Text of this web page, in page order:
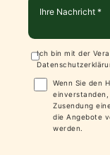
Ich bin mit der
Wenn Sie den
Zusendung
die Angebote
werden.